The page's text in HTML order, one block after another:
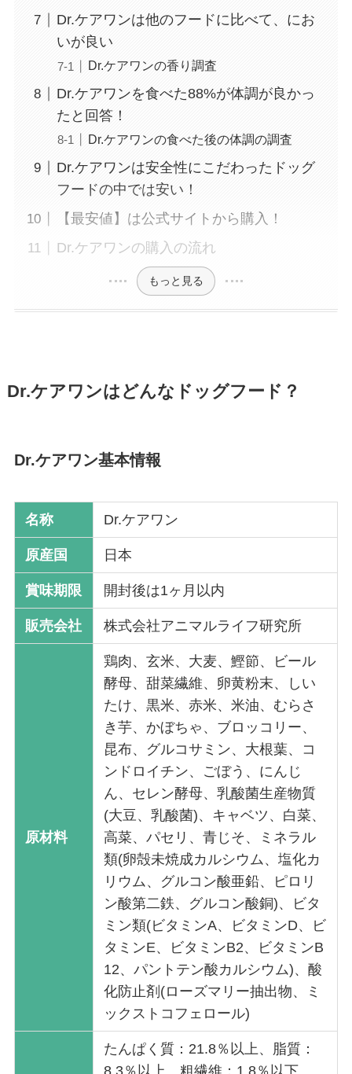
Dr.ケアワンは他のフードに比べて、にお
いが良い
Dr.ケアワンの香り調査
Dr.ケアワンを食べた88%が体調が良かっ
たと回答！
Dr.ケアワンの食べた後の体調の調査
Dr.ケアワンは安全性にこだわったドッグ
フードの中では安い！
【最安値】は公式サイトから購入！
Dr.ケアワンの購入の流れ
もっと見る
Dr.ケアワンはどんなドッグフード？
Dr.ケアワン基本情報
名称 Dr.ケアワン
原産国 日本
賞味期限 開封後は1ヶ月以内
販売会社 株式会社アニマルライフ研究所
原材料
鶏肉、玄米、大麦、鰹節、ビール
酵母、甜菜繊維、卵黄粉末、しい
たけ、黒米、赤米、米油、むらさ
き芋、かぼちゃ、ブロッコリー、
昆布、グルコサミン、大根葉、コ
ンドロイチン、ごぼう、にんじ
ん、セレン酵母、乳酸菌生産物質
(大豆、乳酸菌)、キャベツ、白菜、
高菜、パセリ、青じそ、ミネラル
類(卵殻未焼成カルシウム、塩化カ
リウム、グルコン酸亜鉛、ピロリ
ン酸第二鉄、グルコン酸銅)、ビタ
ミン類(ビタミンA、ビタミンD、ビ
タミンE、ビタミンB2、ビタミンB
12、パントテン酸カルシウム)、酸
化防止剤(ローズマリー抽出物、ミ
ックストコフェロール)
たんぱく質：21.8％以上、脂質：